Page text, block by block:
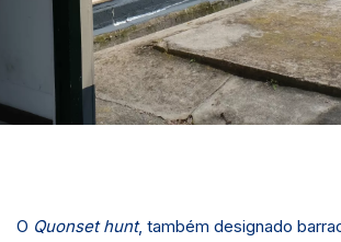
O Quonset hunt, também designado